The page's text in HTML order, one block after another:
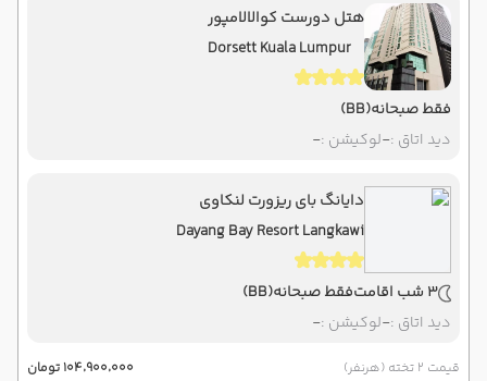
هتل دورست کوالالامپور
Dorsett Kuala Lumpur
فقط صبحانه(BB)
دید اتاق :-لوکیشن :-
دایانگ بای ریزورت لنکاوی
Dayang Bay Resort Langkawi
3 شب اقامت فقط صبحانه(BB)
دید اتاق :-لوکیشن :-
قیمت 2 تخته (هرنفر)
۱۰۴٬۹۰۰٬۰۰۰ تومان